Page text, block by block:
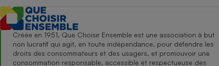
Créée en 1951, Que Choisir Ensemble est une association à but
non lucratif qui agit, en toute indépendance, pour défendre les
droits des consommateurs et des usagers, et promouvoir une
consommation responsable, accessible et respectueuse des